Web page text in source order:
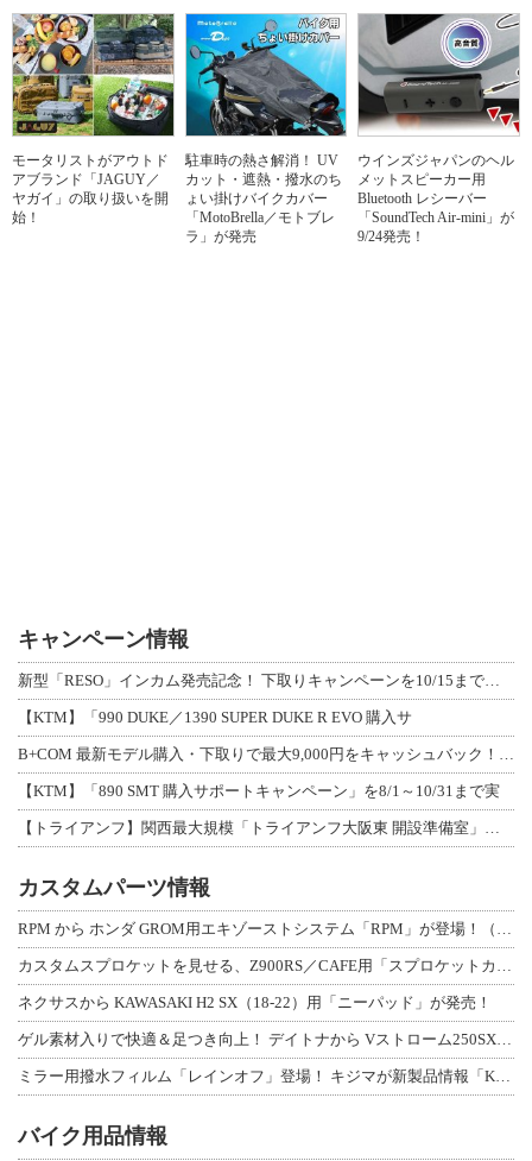
モータリストがアウトド
アブランド「JAGUY／
ヤガイ」の取り扱いを開
始！
駐車時の熱さ解消！ UV
カット・遮熱・撥水のち
ょい掛けバイクカバー
「MotoBrella／モトブレ
ラ」が発売
ウインズジャパンのヘル
メットスピーカー用
Bluetooth レシーバー
「SoundTech Air-mini」が
9/24発売！
キャンペーン情報
【KTM】「990 DUKE／1390 SUPER DUKE R EVO 購入サ
【KTM】「890 SMT 購入サポートキャンペーン」を8/1～10/31まで実
カスタムパーツ情報
ネクサスから KAWASAKI H2 SX（18-22）用「ニーパッド」が発売！
バイク用品情報